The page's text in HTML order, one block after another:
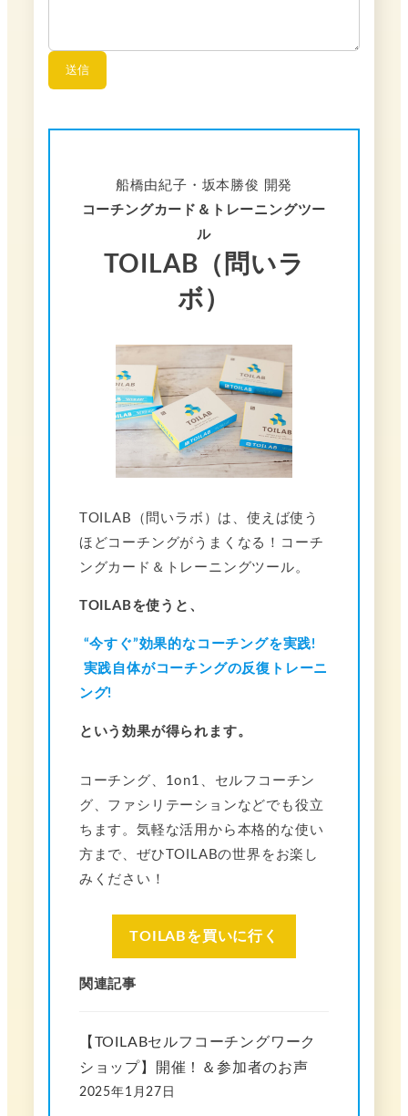
船橋由紀子・坂本勝俊 開発
コーチングカード＆トレーニングツー
ル
TOILAB（問いラ
ボ）
TOILAB（問いラボ）は、使えば使う
ほどコーチングがうまくなる！コーチ
ングカード＆トレーニングツール。
TOILABを使うと、
“今すぐ”効果的なコーチングを実践!
実践自体がコーチングの反復トレーニ
ング!
という効果が得られます。
コーチング、1on1、セルフコーチン
グ、ファシリテーションなどでも役立
ちます。気軽な活用から本格的な使い
方まで、ぜひTOILABの世界をお楽し
みください！
TOILABを買いに行く
関連記事
【TOILABセルフコーチングワーク
ショップ】開催！＆参加者のお声
2025年1月27日